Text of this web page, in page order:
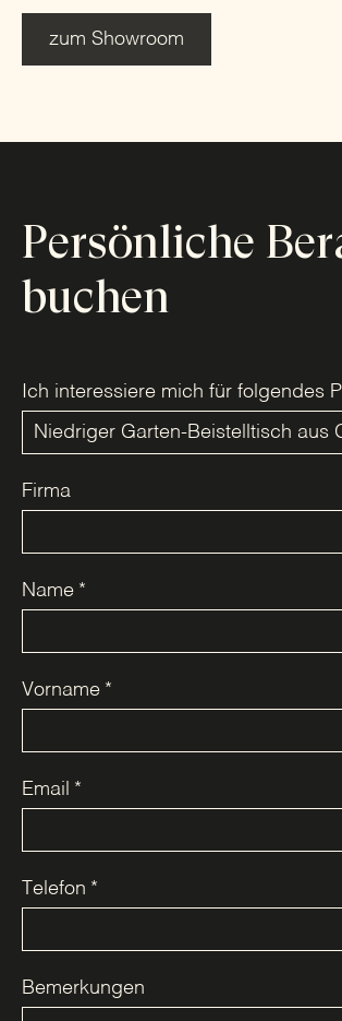
zum Showroom
Persönliche
buchen
Ich interessiere mich für folgendes
Firma
Name *
Vorname *
Email *
Telefon *
Bemerkungen